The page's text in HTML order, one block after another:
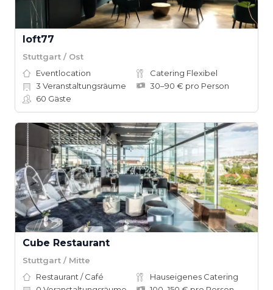
loft77
Stuttgart / Ost
Eventlocation
Catering Flexibel
3 Veranstaltungsräume
30–90 € pro Person
60 Gäste
Cube Restaurant
Stuttgart / Mitte
Restaurant / Café
Hauseigenes Catering